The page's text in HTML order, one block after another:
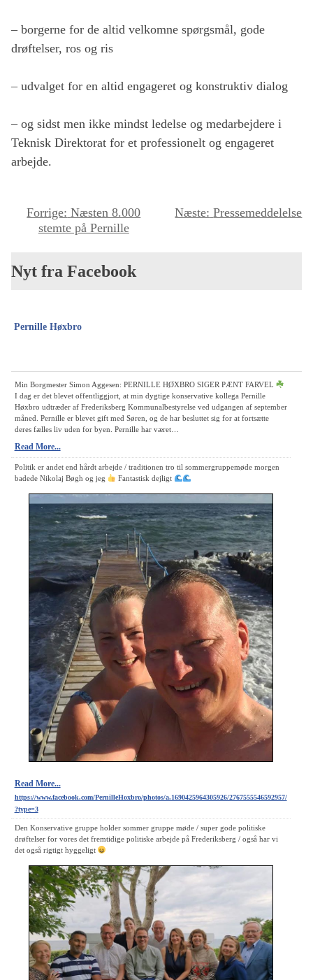
– borgerne for de altid velkomne spørgsmål, gode
drøftelser, ros og ris
– udvalget for en altid engageret og konstruktiv dialog
– og sidst men ikke mindst ledelse og medarbejdere i
Teknisk Direktorat for et professionelt og engageret
arbejde.
l
g
a
v
i
g
a
Forrige: Næsten 8.000
stemte på Pernille
Næste: Pressemeddelelse
Nyt fra Facebook
Pernille Høxbro
Min Borgmester Simon Aggesen: PERNILLE HØXBRO SIGER PÆNT FARVEL
I dag er det blevet offentliggjort, at min dygtige konservative kollega Pernille
Høxbro udtræder af Frederiksberg Kommunalbestyrelse ved udgangen af september
måned. Pernille er blevet gift med Søren, og de har besluttet sig for at fortsætte
deres fælles liv uden for byen. Pernille har været…
Read More...
Politik er andet end hårdt arbejde / traditionen tro til sommergruppemøde morgen
badede Nikolaj Bøgh og jeg
Fantastisk dejligt
Read More...
https://www.facebook.com/PernilleHoxbro/photos/a.1690425964305926/2767555546592957/
?type=3
Den Konservative gruppe holder sommer gruppe møde / super gode politiske
drøftelser for vores det fremtidige politiske arbejde på Frederiksberg / også har vi
det også rigtigt hyggeligt